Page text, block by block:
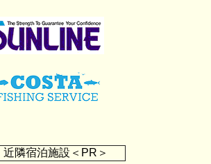
近隣宿泊施設＜PR＞